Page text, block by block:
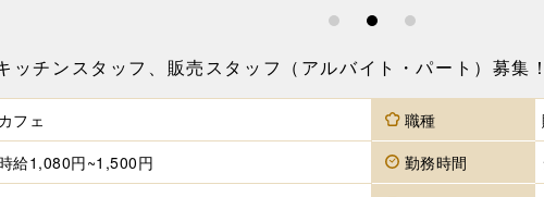
1 2
3
チンスタッフ、販売スタッフ（アルバイト・パート）募集！
カフェ 職種
給1,080円~1,500円 勤務時間